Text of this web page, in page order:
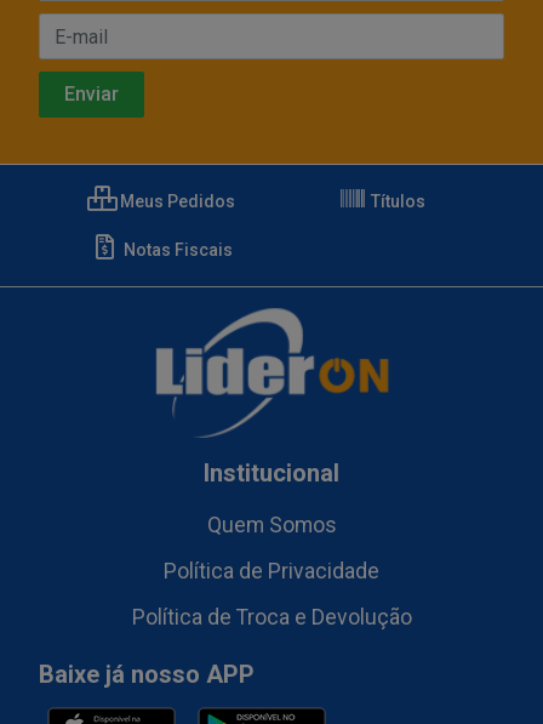
Meus Pedidos Títulos
Notas Fiscais
Institucional
Quem Somos
Política de Privacidade
Política de Troca e Devolução
Baixe já nosso APP